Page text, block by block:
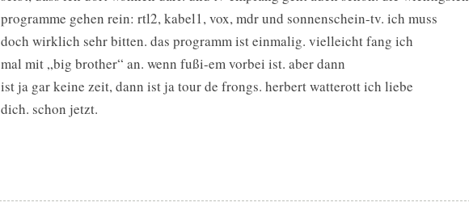
programme gehen rein: rtl2, kabel1, vox, mdr und sonnenschein-tv. ich muss
doch wirklich sehr bitten. das programm ist einmalig. vielleicht fang ich
mal mit „big brother“ an. wenn fußi-em vorbei ist. aber dann
ist ja gar keine zeit, dann ist ja tour de frongs. herbert watterott ich liebe
dich. schon jetzt.